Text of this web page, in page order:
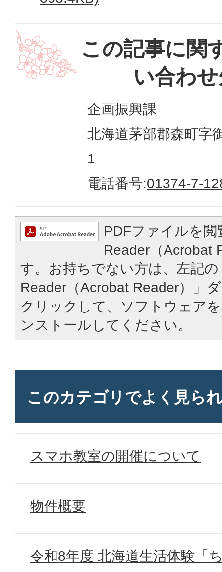
この記事に関
い合わ
企画振興課
北海道茅部郡森町字
1
電話番号:01374-7-
PDFファイルを
Reader（Acrobat
す。お持ちでない方は、左記
Reader（Acrobat Reader）」
クリックして、ソフトウェア
ンストールしてください。
このカテゴリでよく見ら
スマホ教室の開催について
物件概要
令和8年度 北海道生活体験「